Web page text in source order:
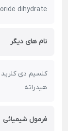
dihydrate
نام های دیگر
کلسیم دی
هیدراته
فرمول شیمیائی